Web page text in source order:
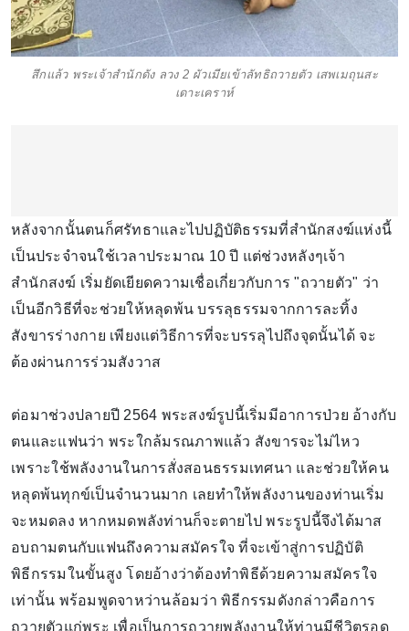
สึกแล้ว พระเจ้าสำนักดัง ลวง 2 ผัวเมียเข้าลัทธิถวายตัว เสพเมถุนสะ
เดาะเคราห์
หลังจากนั้นตนก็ศรัทธาและไปปฏิบัติธรรมที่สำนักสงฆ์แห่งนี้
เป็นประจำจนใช้เวลาประมาณ 10 ปี แต่ช่วงหลังๆเจ้า
สำนักสงฆ์ เริ่มยัดเยียดความเชื่อเกี่ยวกับการ "ถวายตัว" ว่า
เป็นอีกวิธีที่จะช่วยให้หลุดพ้น บรรลุธรรมจากการละทิ้ง
สังขารร่างกาย เพียงแต่วิธีการที่จะบรรลุไปถึงจุดนั้นได้ จะ
ต้องผ่านการร่วมสังวาส
ต่อมาช่วงปลายปี 2564 พระสงฆ์รูปนี้เริ่มมีอาการป่วย อ้างกับ
ตนและแฟนว่า พระใกล้มรณภาพแล้ว สังขารจะไม่ไหว
เพราะใช้พลังงานในการสั่งสอนธรรมเทศนา และช่วยให้คน
หลุดพ้นทุกข์เป็นจำนวนมาก เลยทำให้พลังงานของท่านเริ่ม
จะหมดลง หากหมดพลังท่านก็จะตายไป พระรูปนี้จึงได้มาส
อบถามตนกับแฟนถึงความสมัครใจ ที่จะเข้าสู่การปฏิบัติ
พิธีกรรมในขั้นสูง โดยอ้างว่าต้องทำพิธีด้วยความสมัครใจ
เท่านั้น พร้อมพูดจาหว่านล้อมว่า พิธีกรรมดังกล่าวคือการ
ถวายตัวแก่พระ เพื่อเป็นการถวายพลังงานให้ท่านมีชีวิตรอด